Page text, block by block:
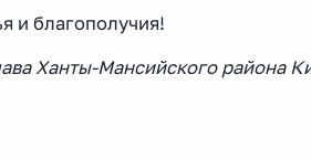
и благополучия!
Ханты-Мансийского района